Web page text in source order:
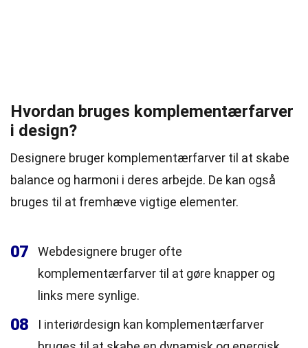
Hvordan bruges komplementærfarver
i design?
Designere bruger komplementærfarver til at skabe
balance og harmoni i deres arbejde. De kan også
bruges til at fremhæve vigtige elementer.
07
Webdesignere bruger ofte
komplementærfarver til at gøre knapper og
links mere synlige.
08
I interiørdesign kan komplementærfarver